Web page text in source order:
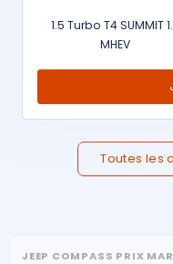
1.5 Turbo T4 SUMMIT
MHEV
Toutes les
JEEP COMPASS PRIX